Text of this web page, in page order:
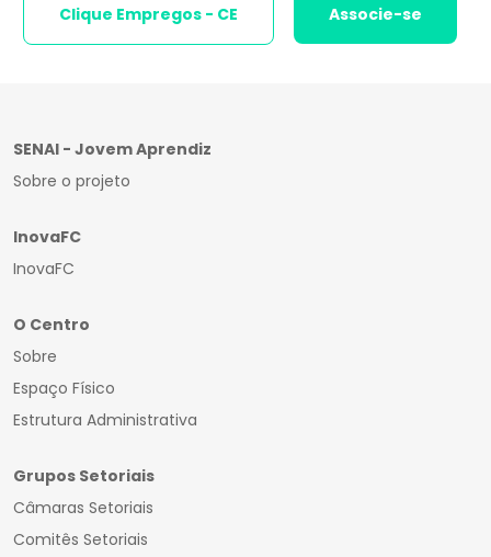
Clique Empregos - CE Associe-se
SENAI - Jovem Aprendiz
Sobre o projeto
InovaFC
InovaFC
O Centro
Sobre
Espaço Físico
Estrutura Administrativa
Grupos Setoriais
Câmaras Setoriais
Comitês Setoriais